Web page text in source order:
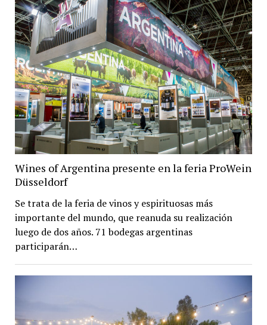
Wines of Argentina presente en la feria ProWein
Düsseldorf
Se trata de la feria de vinos y espirituosas más
importante del mundo, que reanuda su realización
luego de dos años. 71 bodegas argentinas
participarán…